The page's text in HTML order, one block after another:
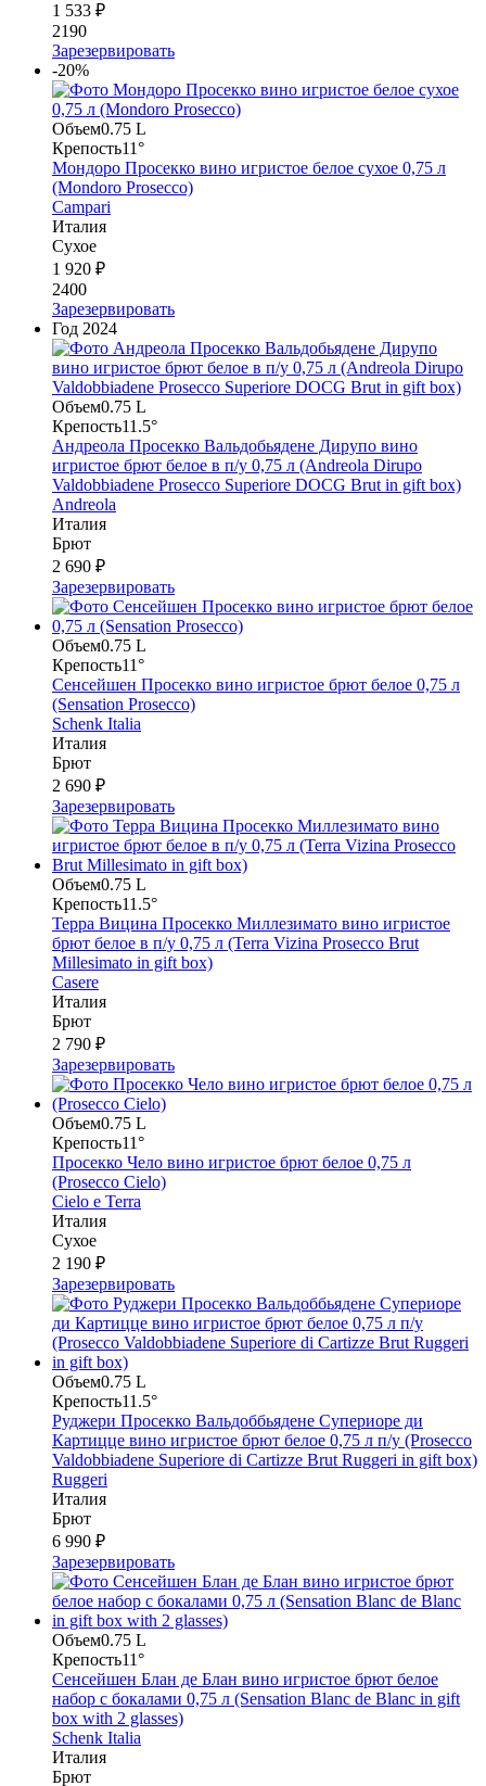
1 533 ₽
2190
Зарезервировать
-20%
Объем0.75 L
Крепость11°
Мондоро Просекко вино игристое белое сухое 0,75 л
(Mondoro Prosecco)
Campari
Италия
Сухое
1 920 ₽
2400
Зарезервировать
Год 2024
Объем0.75 L
Крепость11.5°
Андреола Просекко Вальдобьядене Дирупо вино
игристое брют белое в п/у 0,75 л (Andreola Dirupo
Valdobbiadene Prosecco Superiore DOCG Brut in gift box)
Andreola
Италия
Брют
2 690 ₽
Зарезервировать
Объем0.75 L
Крепость11°
Сенсейшен Просекко вино игристое брют белое 0,75 л
(Sensation Prosecco)
Schenk Italia
Италия
Брют
2 690 ₽
Зарезервировать
Объем0.75 L
Крепость11.5°
Терра Вицина Просекко Миллезимато вино игристое
брют белое в п/у 0,75 л (Terra Vizina Prosecco Brut
Millesimato in gift box)
Casere
Италия
Брют
2 790 ₽
Зарезервировать
Объем0.75 L
Крепость11°
Просекко Чело вино игристое брют белое 0,75 л
(Prosecco Cielo)
Cielo e Terra
Италия
Сухое
2 190 ₽
Зарезервировать
Объем0.75 L
Крепость11.5°
Руджери Просекко Вальдоббьядене Супериоре ди
Картицце вино игристое брют белое 0,75 л п/у (Prosecco
Valdobbiadene Superiore di Cartizze Brut Ruggeri in gift box)
Ruggeri
Италия
Брют
6 990 ₽
Зарезервировать
Объем0.75 L
Крепость11°
Сенсейшен Блан де Блан вино игристое брют белое
набор с бокалами 0,75 л (Sensation Blanc de Blanc in gift
box with 2 glasses)
Schenk Italia
Италия
Брют